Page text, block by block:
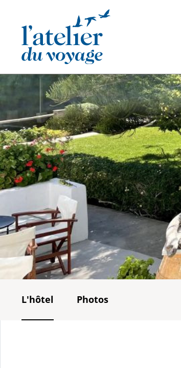
L'hôtel Photos
Panneau de gestion des cookies